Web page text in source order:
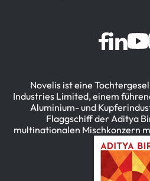
Novelis ist eine
Industries Limited, einem
Aluminium- und
Flaggschiff der Aditya
multinationalen Mischkonzern